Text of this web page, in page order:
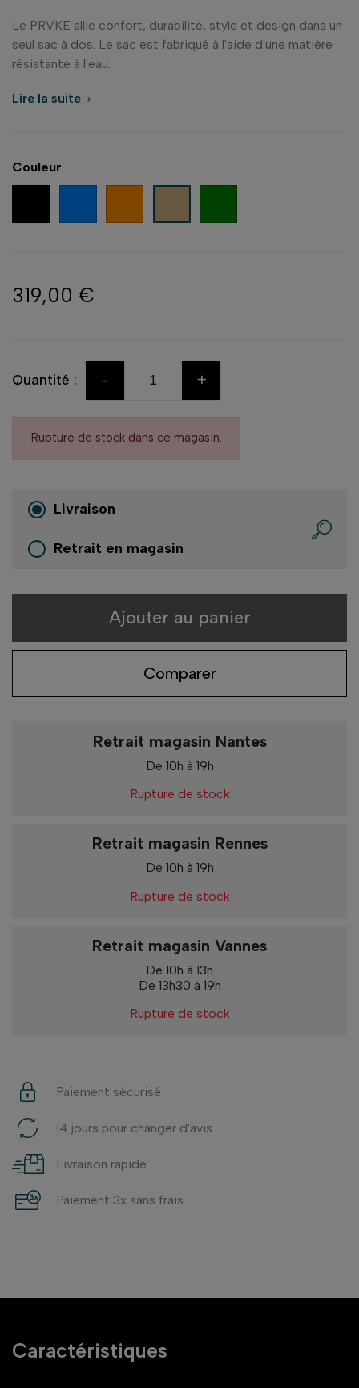
Le PRVKE allie confort, durabilité, style et design dans un
seul sac à dos. Le sac est fabriqué à l'aide d'une matière
résistante à l'eau.
Lire la suite 
Couleur
319,00 €
Quantité : - +
Rupture de stock dans ce magasin.
Livraison
Retrait en magasin
Ajouter au panier
Comparer
Retrait magasin Nantes
De 10h à 19h
Rupture de stock
Retrait magasin Rennes
De 10h à 19h
Rupture de stock
Retrait magasin Vannes
De 10h à 13h
De 13h30 à 19h
Rupture de stock
Paiement sécurisé
14 jours pour changer d'avis
Livraison rapide
Paiement 3x sans frais
Caractéristiques